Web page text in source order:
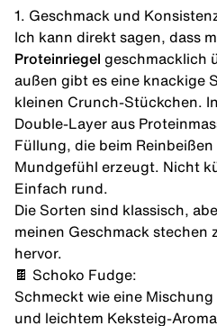
1. Geschmack und
Ich kann direkt sagen, dass
Proteinriegel geschmacklich
außen gibt es eine knackige
kleinen Crunch-Stückchen.
Double-Layer aus
Füllung, die beim
Mundgefühl erzeugt. Nicht
Einfach rund.
Die Sorten sind klassisch,
meinen Geschmack stechen
hervor.
🍫 Schoko Fudge:
Schmeckt wie eine
und leichtem Keksteig-